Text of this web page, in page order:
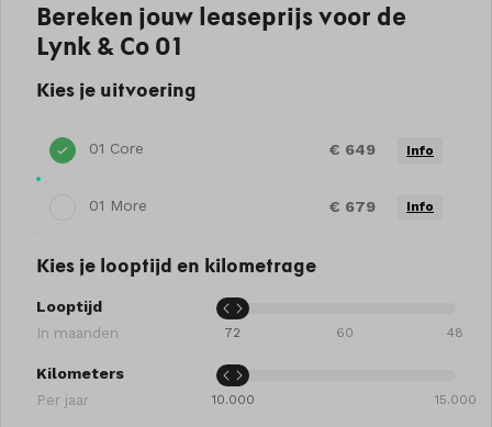
Bereken jouw leaseprijs voor de
Lynk & Co 01
Kies je uitvoering
01 Core € 649 Info
01 More € 679 Info
Kies je looptijd en kilometrage
Looptijd
In maanden 72 60 48
Kilometers
Per jaar 10.000 15.000